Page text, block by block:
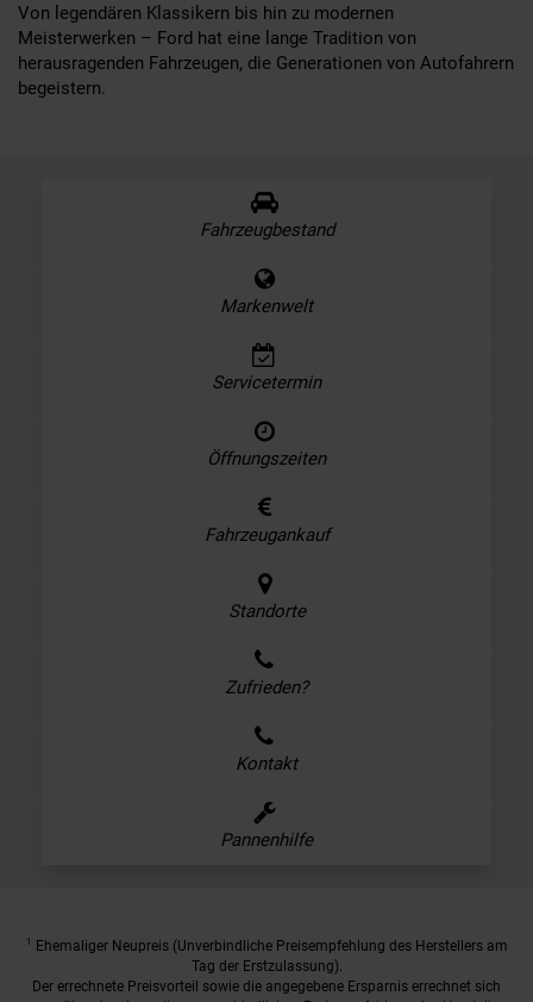
Von legendären Klassikern bis hin zu modernen
Meisterwerken – Ford hat eine lange Tradition von
herausragenden Fahrzeugen, die Generationen von Autofahrern
begeistern.
Fahrzeugbestand
Markenwelt
Servicetermin
Öffnungszeiten
Fahrzeugankauf
Standorte
Zufrieden?
Kontakt
Pannenhilfe
1
Ehemaliger Neupreis (Unverbindliche Preisempfehlung des Herstellers am
Tag der Erstzulassung).
Der errechnete Preisvorteil sowie die angegebene Ersparnis errechnet sich